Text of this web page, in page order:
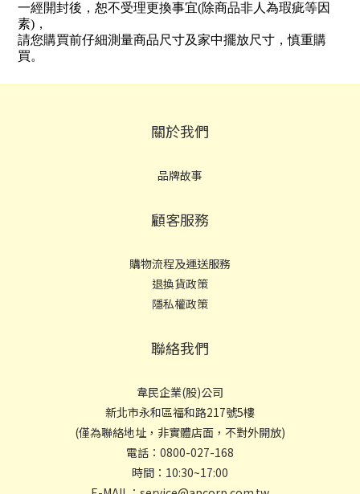
一經開封後，恕不受理更換事宜(除商品非人為瑕疵等因
素)，
請您購買前仔細測量商品尺寸及家中擺放尺寸，慎重購
買。
關於我們
品牌故事
顧客服務
購物流程及運送服務
退換貨政策
隱私權政策
聯絡我們
韋民企業(股)公司
新北市永和區福和路217號5樓
(僅為聯絡地址，非實體店面，不對外開放)
電話：0800-027-168
時間：10:30~17:00